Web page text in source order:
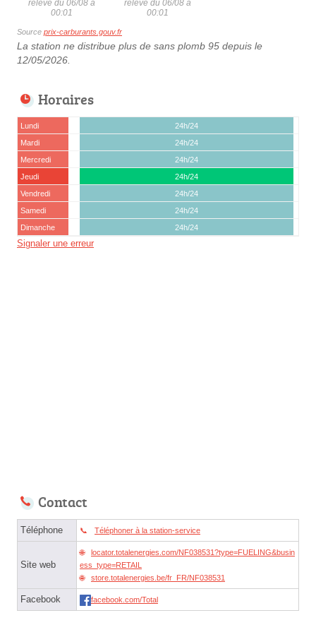
relevé du 06/08 à
00:01
relevé du 06/08 à
00:01
Source prix-carburants.gouv.fr
La station ne distribue plus de sans plomb 95 depuis le
12/05/2026.
Horaires
Lundi
24h/24
Mardi
24h/24
Mercredi
24h/24
Jeudi
24h/24
Vendredi
24h/24
Samedi
24h/24
Dimanche
24h/24
Signaler une erreur
Contact
Téléphone Téléphoner à la station-service
Site web
locator.totalenergies.com/NF038531?type=FUELING&busin
ess_type=RETAIL
store.totalenergies.be/fr_FR/NF038531
Facebook facebook.com/Total